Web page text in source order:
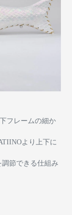
フレームの細か
より上下に
節できる仕組み